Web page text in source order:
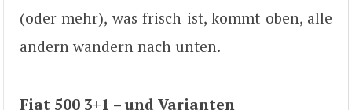
(oder mehr), was frisch ist, kommt oben, alle
andern wandern nach unten.
Fiat 500 3+1 – und Varianten